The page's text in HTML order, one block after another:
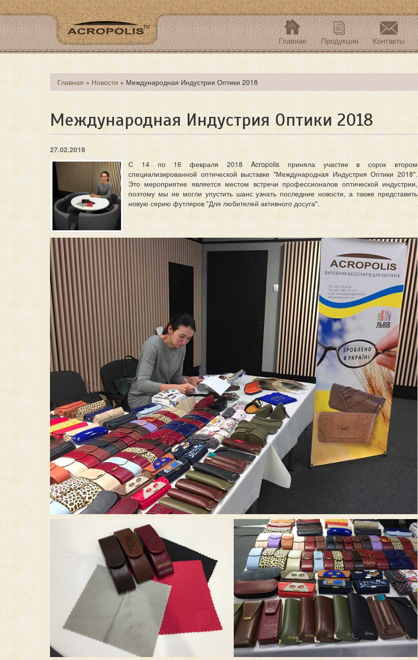
Перейти
к
основному
содержанию
Главная Продукция Контакты
Вы
здесь
Главная » Новости » Международная Индустрия Оптики 2018
Международная Индустрия Оптики 2018
27.02.2018
С 14 по 16 февраля 2018 Acropolis приняла участие в сорок втором
специализированной оптической выставке "Международная Индустрия Оптики 2018".
Это мероприятие является местом встречи профессионалов оптической индустрии,
поэтому мы не могли упустить шанс узнать последние новости, а также представить
новую серию футляров "Для любителей активного досуга".